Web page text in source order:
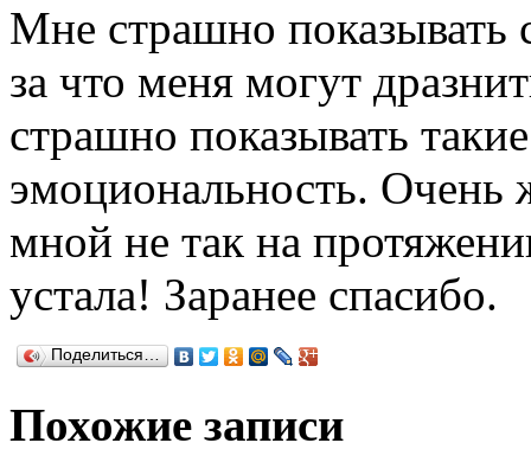
Мне страшно показывать
за что меня могут
страшно показывать
эмоциональность. Очень
мной не так на
устала! Заранее спасибо.
Поделиться…
Похожие записи